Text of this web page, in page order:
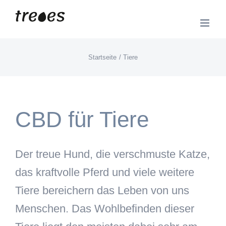
Zum
Startseite Tiere
CBD für Tiere
Der treue Hund, die verschmuste Katze,
das kraftvolle Pferd und viele weitere
Tiere bereichern das Leben von uns
Menschen. Das Wohlbefinden dieser